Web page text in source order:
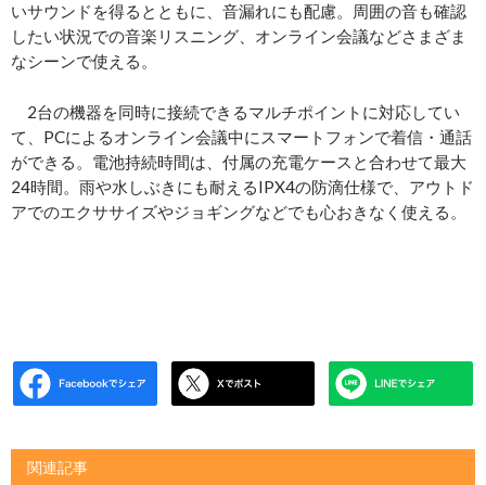
いサウンドを得るとともに、音漏れにも配慮。周囲の音も確認
したい状況での音楽リスニング、オンライン会議などさまざま
なシーンで使える。
2台の機器を同時に接続できるマルチポイントに対応してい
て、PCによるオンライン会議中にスマートフォンで着信・通話
ができる。電池持続時間は、付属の充電ケースと合わせて最大
24時間。雨や水しぶきにも耐えるIPX4の防滴仕様で、アウトド
アでのエクササイズやジョギングなどでも心おきなく使える。
関連記事